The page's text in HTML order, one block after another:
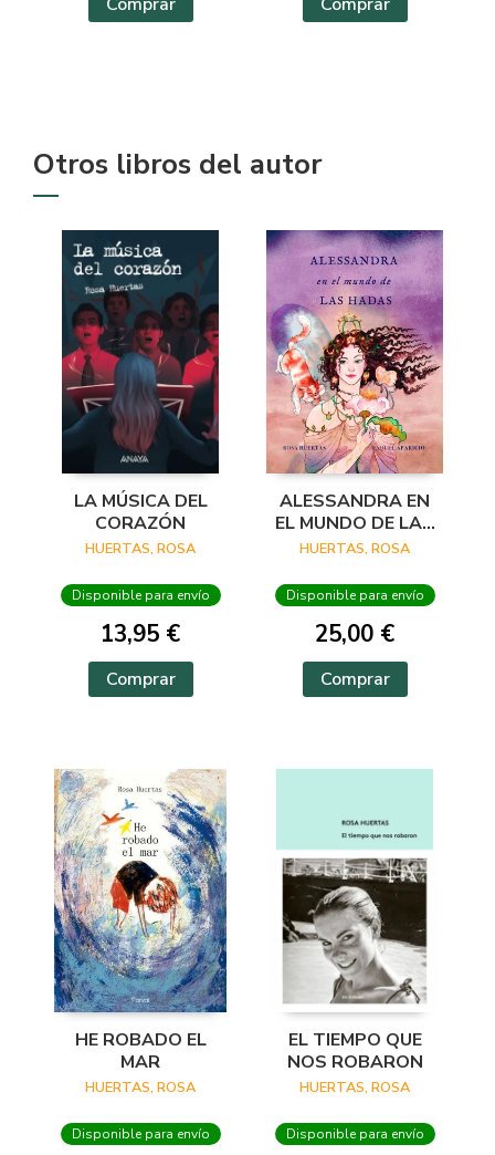
Otros libros del autor
LA MÚSICA DEL
CORAZÓN
HUERTAS, ROSA
Disponible para envío
13,95 €
Comprar
ALESSANDRA EN
EL MUNDO DE LAS
HADAS
HUERTAS, ROSA
Disponible para envío
25,00 €
Comprar
HE ROBADO EL
MAR
HUERTAS, ROSA
Disponible para envío
EL TIEMPO QUE
NOS ROBARON
HUERTAS, ROSA
Disponible para envío